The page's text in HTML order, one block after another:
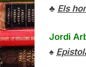
♣ Els
Jordi
♠